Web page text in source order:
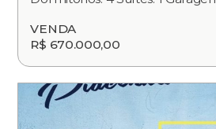
VENDA
R$ 670.000,00